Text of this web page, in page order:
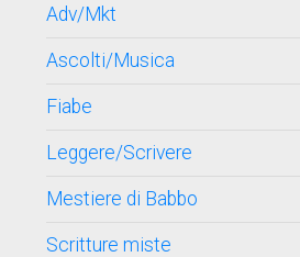
Adv/Mkt
Ascolti/Musica
Fiabe
Leggere/Scrivere
Mestiere di Babbo
Scritture miste